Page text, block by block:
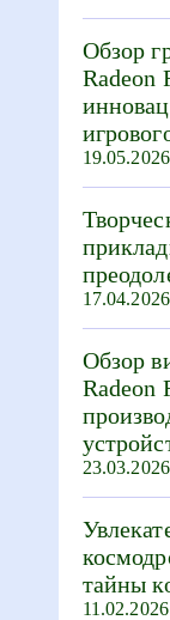
Обзор
Radeon
19.05.2026
17.04.2026
Обзор
Radeon
23.03.2026
тайны
11.02.2026